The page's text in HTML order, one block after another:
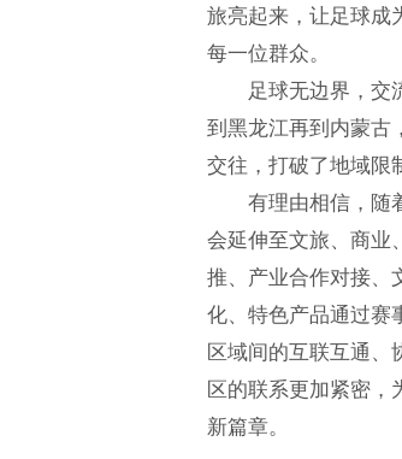
旅亮起来，让足球成
每一位群众。
足球无边界，交
到黑龙江再到内蒙古
交往，打破了地域限
有理由相信，随
会延伸至文旅、商业
推、产业合作对接、
化、特色产品通过赛
区域间的互联互通、
区的联系更加紧密，
新篇章。